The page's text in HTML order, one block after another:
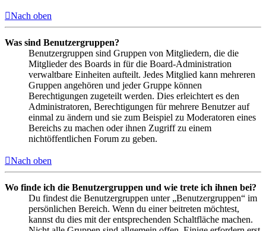
Nach oben
Was sind Benutzergruppen?
Benutzergruppen sind Gruppen von Mitgliedern, die die
Mitglieder des Boards in für die Board-Administration
verwaltbare Einheiten aufteilt. Jedes Mitglied kann mehreren
Gruppen angehören und jeder Gruppe können
Berechtigungen zugeteilt werden. Dies erleichtert es den
Administratoren, Berechtigungen für mehrere Benutzer auf
einmal zu ändern und sie zum Beispiel zu Moderatoren eines
Bereichs zu machen oder ihnen Zugriff zu einem
nichtöffentlichen Forum zu geben.
Nach oben
Wo finde ich die Benutzergruppen und wie trete ich ihnen bei?
Du findest die Benutzergruppen unter „Benutzergruppen“ im
persönlichen Bereich. Wenn du einer beitreten möchtest,
kannst du dies mit der entsprechenden Schaltfläche machen.